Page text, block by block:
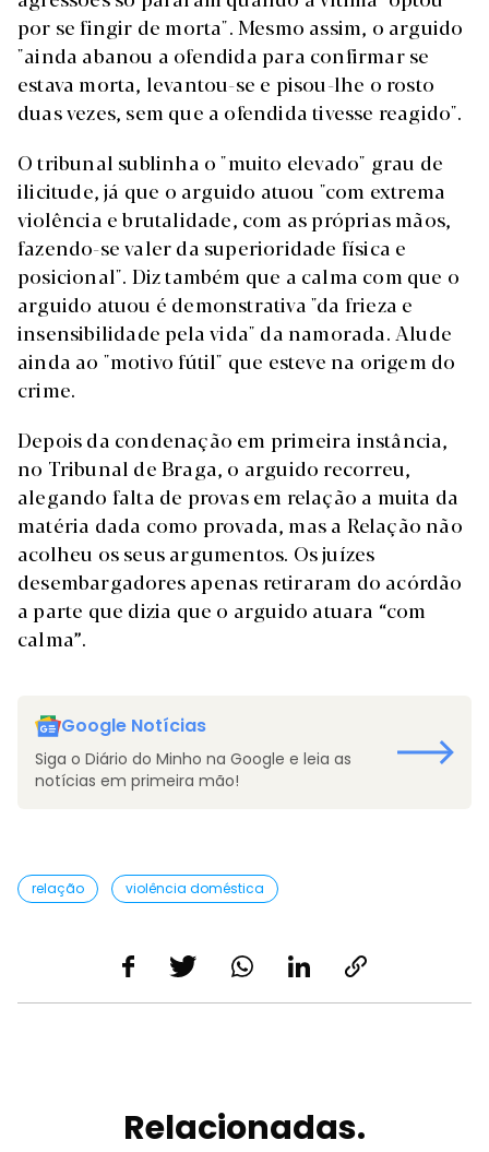
por se fingir de morta". Mesmo assim, o arguido
"ainda abanou a ofendida para confirmar se
estava morta, levantou-se e pisou-lhe o rosto
duas vezes, sem que a ofendida tivesse reagido".
O tribunal sublinha o "muito elevado" grau de
ilicitude, já que o arguido atuou "com extrema
violência e brutalidade, com as próprias mãos,
fazendo-se valer da superioridade física e
posicional". Diz também que a calma com que o
arguido atuou é demonstrativa "da frieza e
insensibilidade pela vida" da namorada. Alude
ainda ao "motivo fútil" que esteve na origem do
crime.
Depois da condenação em primeira instância,
no Tribunal de Braga, o arguido recorreu,
alegando falta de provas em relação a muita da
matéria dada como provada, mas a Relação não
acolheu os seus argumentos. Os juízes
desembargadores apenas retiraram do acórdão
a parte que dizia que o arguido atuara “com
calma”.
Google Notícias
Siga o Diário do Minho na Google e leia as
notícias em primeira mão!
relação violência doméstica
Relacionadas.